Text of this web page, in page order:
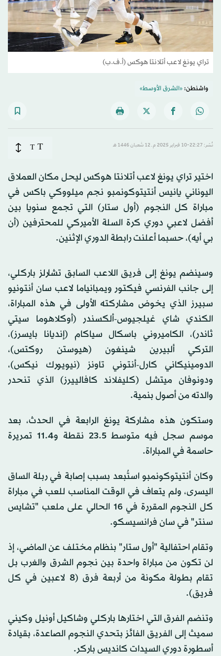
تراي يونغ لاعب أتلانتا هوكس (أ.ف.ب)
واشنطن:«الشرق الأوسط»
نُشر: 22:27-10 فبراير 2025 م ـ 12 شَعبان 1446 هـ T
T
اختير تراي يونغ لاعب أتلانتا هوكس ليحل مكان العملاق
اليوناني يانيس أنتيتوكونمبو نجم ميلووكي باكس في
مباراة كل النجوم (أول ستار) التي تجمع سنويا بين
أفضل لاعبي دوري كرة السلة الأميركي للمحترفين (أن
بي أيه)، حسبما أعلنت رابطة الدوري الإثنين.
وسينضم يونغ إلى فريق اللاعب السابق تشارلز باركلي،
إلى جانب الفرنسي فيكتور ويمبانياما لاعب سان أنتونيو
سبيرز الذي يخوض مشاركته الأولى في هذه المباراة،
الكندي شاي غيلجيوس-ألكسندر (أوكلاهوما سيتي
ثاندر)، الكاميروني باسكال سياكام (إنديانا بايسرز)،
التركي ألبيرين شينغون (هيوستن روكتس)،
الدومينيكاني كارل-أنتوني تاونز (نيويورك نيكس)،
ودونوفان ميتشل (كليفلاند كافالييرز) الذي تنحدر
والدته من أصول بنمية.
وستكون هذه مشاركة يونغ الرابعة في الحدث، بعد
موسم سجل فيه متوسط 23.5 نقطة و11.4 تمريرة
حاسمة في المباراة.
وكان أنتيتوكونمبو استُبعد بسبب إصابة في ربلة الساق
اليسرى، ولم يتعاف في الوقت المناسب للعب في مباراة
كل النجوم المقررة في 16 الحالي على ملعب "تشايس
سنتر" في سان فرانسيسكو.
وتقام احتفالية "أول ستار" بنظام مختلف عن الماضي، إذ
لن تكون من مباراة واحدة بين نجوم الشرق والغرب بل
تقام بطولة مكونة من أربعة فرق (8 لاعبين في كل
فريق).
وتنضم الفرق التي اختارها باركلي وشاكيل أونيل وكيني
سميث إلى الفريق الفائز بتحدي النجوم الصاعدة، بقيادة
أسطورة دوري السيدات كانديس باركر.